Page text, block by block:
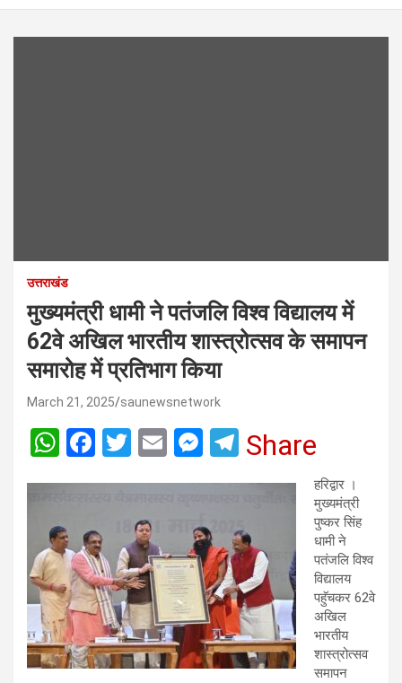
उत्तराखंड
मुख्यमंत्री धामी ने पतंजलि विश्व विद्यालय में
62वे अखिल भारतीय शास्त्रोत्सव के समापन
समारोह में प्रतिभाग किया
March 21, 2025 saunewsnetwork
W
s
A
p
p
F
b
o
o
k
T
er
E
M
n
g
er
T
gr
a
m
Share
हरिद्वार ।
मुख्यमंत्री
पुष्कर सिंह
धामी ने
पतंजलि विश्व
विद्यालय
पहुॅचकर 62वे
अखिल
भारतीय
शास्त्रोत्सव
समापन